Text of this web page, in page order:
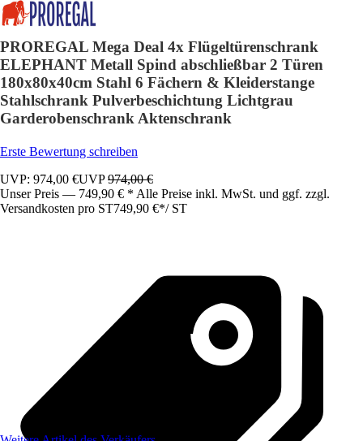
PROREGAL Mega Deal 4x Flügeltürenschrank
ELEPHANT Metall Spind abschließbar 2 Türen
180x80x40cm Stahl 6 Fächern & Kleiderstange
Stahlschrank Pulverbeschichtung Lichtgrau
Garderobenschrank Aktenschrank
Erste Bewertung schreiben
UVP: 974,00 €UVP974,00 €
Unser Preis — 749,90 € * Alle Preise inkl. MwSt. und ggf. zzgl.
Versandkosten pro ST749,90 €*/ ST